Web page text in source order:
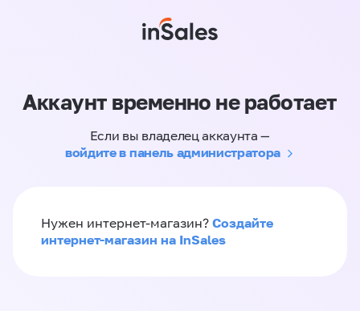
Аккаунт временно не работает
Если вы владелец аккаунта —
войдите в панель администратора
Нужен интернет-магазин? Создайте
интернет-магазин на InSales